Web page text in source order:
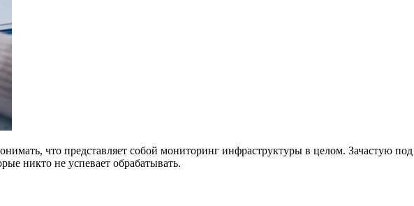
что представляет собой мониторинг инфраструктуры в целом. Зачастую под
никто не успевает обрабатывать.